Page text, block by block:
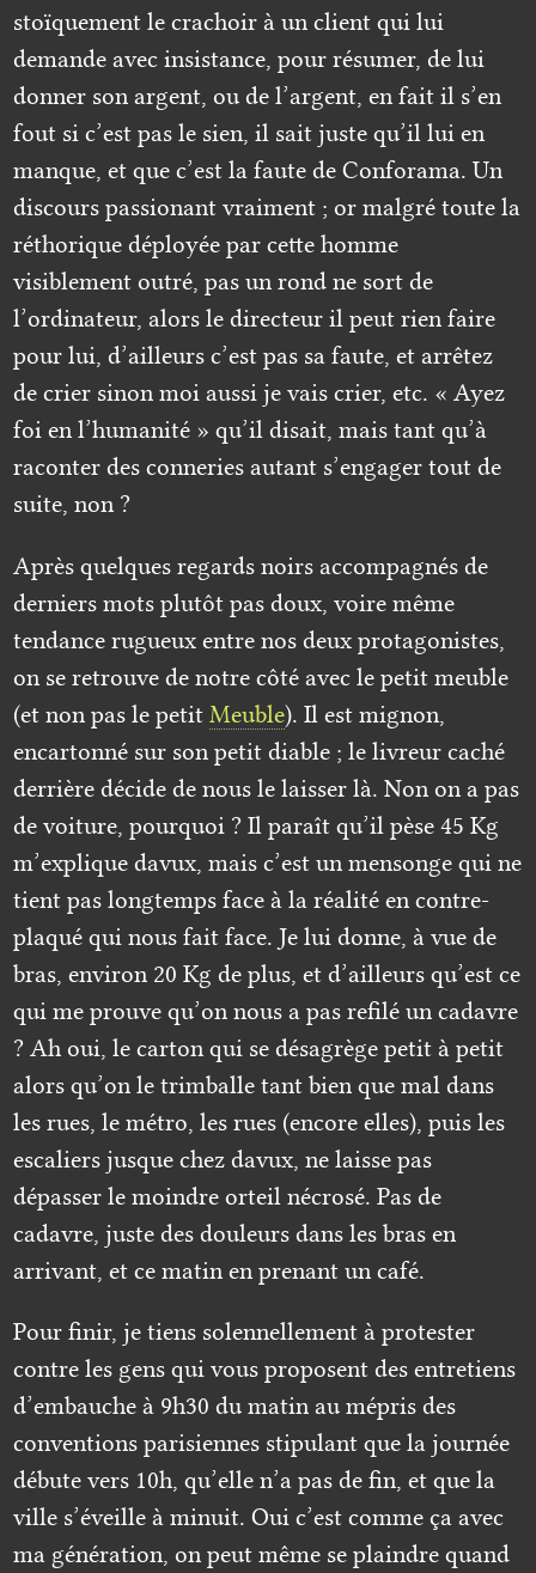
stoïquement le crachoir à un client qui lui
demande avec insistance, pour résumer, de lui
donner son argent, ou de l’argent, en fait il s’en
fout si c’est pas le sien, il sait juste qu’il lui en
manque, et que c’est la faute de Conforama. Un
discours passionant vraiment ; or malgré toute la
réthorique déployée par cette homme
visiblement outré, pas un rond ne sort de
l’ordinateur, alors le directeur il peut rien faire
pour lui, d’ailleurs c’est pas sa faute, et arrêtez
de crier sinon moi aussi je vais crier, etc. « Ayez
foi en l’humanité » qu’il disait, mais tant qu’à
raconter des conneries autant s’engager tout de
suite, non ?
Après quelques regards noirs accompagnés de
derniers mots plutôt pas doux, voire même
tendance rugueux entre nos deux protagonistes,
on se retrouve de notre côté avec le petit meuble
(et non pas le petit Meuble). Il est mignon,
encartonné sur son petit diable ; le livreur caché
derrière décide de nous le laisser là. Non on a pas
de voiture, pourquoi ? Il paraît qu’il pèse 45 Kg
m’explique davux, mais c’est un mensonge qui ne
tient pas longtemps face à la réalité en contre-
plaqué qui nous fait face. Je lui donne, à vue de
bras, environ 20 Kg de plus, et d’ailleurs qu’est ce
qui me prouve qu’on nous a pas refilé un cadavre
? Ah oui, le carton qui se désagrège petit à petit
alors qu’on le trimballe tant bien que mal dans
les rues, le métro, les rues (encore elles), puis les
escaliers jusque chez davux, ne laisse pas
dépasser le moindre orteil nécrosé. Pas de
cadavre, juste des douleurs dans les bras en
arrivant, et ce matin en prenant un café.
Pour finir, je tiens solennellement à protester
contre les gens qui vous proposent des entretiens
d’embauche à 9h30 du matin au mépris des
conventions parisiennes stipulant que la journée
débute vers 10h, qu’elle n’a pas de fin, et que la
ville s’éveille à minuit. Oui c’est comme ça avec
ma génération, on peut même se plaindre quand